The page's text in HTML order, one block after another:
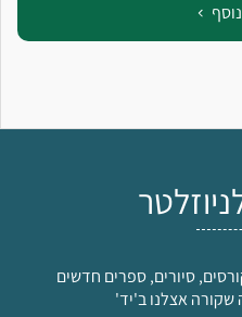
סיורים, ספרים חדשים
אצלנו ב'יד'